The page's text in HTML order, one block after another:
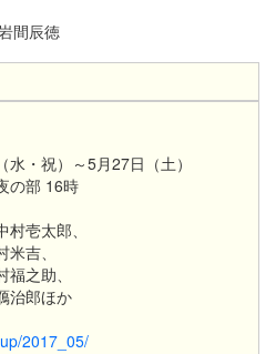
間辰徳
・祝）～5月27日（土）
の部 16時
壱太郎、
吉、
之助、
治郎ほか
2017_05/